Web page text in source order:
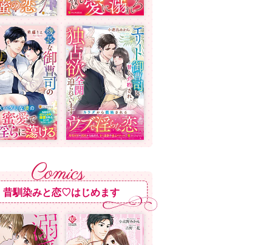
昔馴染みと恋♡はじめます